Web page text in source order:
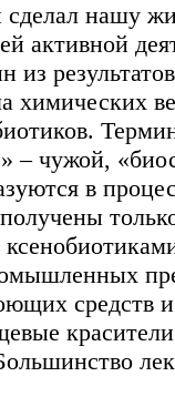
в мире
является компиляция
следующего десят...
CRISPR
к ВИЧ
ученые применили
работа, в которой метод
в котором метод
нашу
активной
химических
– чужой,
в